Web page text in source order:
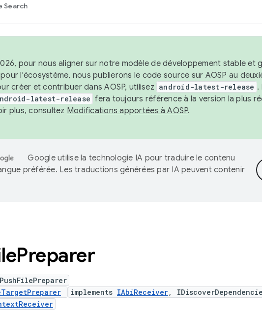
Search
pour nous aligner sur notre modèle de développement stable et
l'écosystème, nous publierons le code source sur AOSP au
créer et contribuer dans AOSP, utilisez android-latest-release .
latest-release fera toujours référence à la version la plus
plus, consultez Modifications apportées à AOSP.
Google utilise la technologie IA pour traduire le contenu
préférée. Les traductions générées par IA peuvent contenir
Preparer
implements IAbiReceiver,